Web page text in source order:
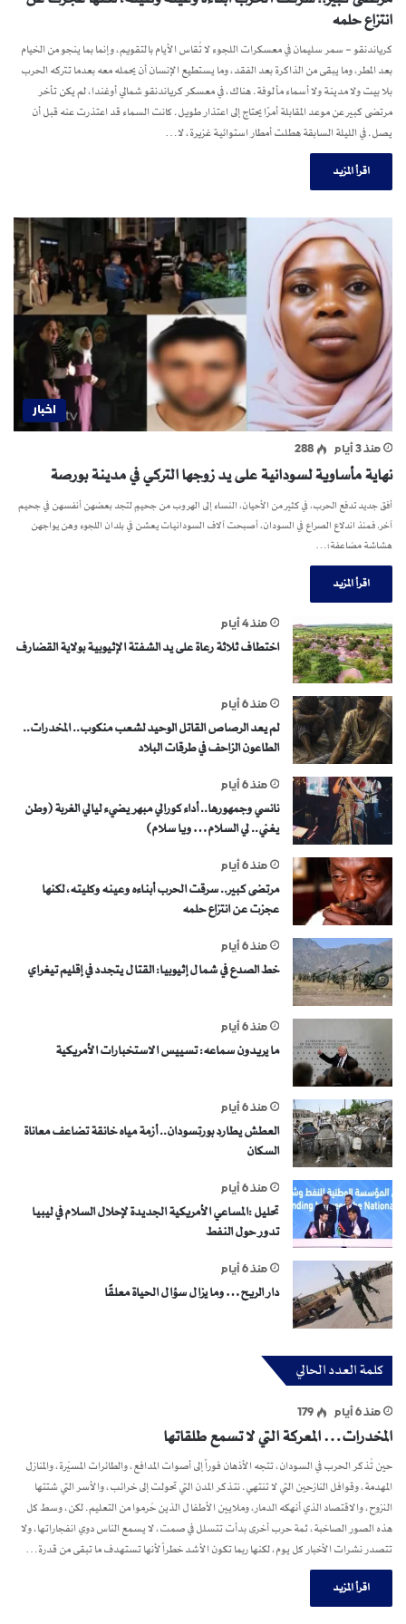
انتزاع حلمه
كرياندنقو – سمر سليمان في معسكرات اللجوء لا تُقاس الأيام بالتقويم، وإنما بما ينجو من الخيام
بعد المطر، وما يبقى من الذاكرة بعد الفقد، وما يستطيع الإنسان أن يحمله معه بعدما تتركه الحرب
بلا بيت ولا مدينة ولا أسماء مألوفة. هناك، في معسكر كرياندنقو شمالي أوغندا، لم يكن تأخر
مرتضى كبير عن موعد المقابلة أمرًا يحتاج إلى اعتذار طويل. كانت السماء قد اعتذرت عنه قبل أن
يصل. في الليلة السابقة هطلت أمطار استوائية غزيرة، لا…
اقرأ المزيد
اخبار
منذ 3 أيام 288
نهاية مأساوية لسودانية على يد زوجها التركي في مدينة بورصة
أفق جديد تدفع الحرب، في كثير من الأحيان، النساء إلى الهروب من جحيمٍ لتجد بعضهن أنفسهن في جحيم
آخر. فمنذ اندلاع الصراع في السودان، أصبحت آلاف السودانيات يعشن في بلدان اللجوء وهن يواجهن
هشاشة مضاعفة؛…
اقرأ المزيد
منذ 4 أيام
اختطاف ثلاثة رعاة على يد الشفتة الإثيوبية بولاية القضارف
منذ 6 أيام
لم يعد الرصاص القاتل الوحيد لشعب منكوب.. المخدرات..
الطاعون الزاحف في طرقات البلاد
منذ 6 أيام
نانسي وجمهورها.. أداء كورالي مبهر يضيء ليالي الغربة (وطن
يغني.. لي السلام… ويا سلام)
منذ 6 أيام
مرتضى كبير.. سرقت الحرب أبناءه وعينه وكليته، لكنها
عجزت عن انتزاع حلمه
منذ 6 أيام
خط الصدع في شمال إثيوبيا: القتال يتجدد في إقليم تيغراي
منذ 6 أيام
ما يريدون سماعه: تسييس الاستخبارات الأمريكية
منذ 6 أيام
العطش يطارد بورتسودان.. أزمة مياه خانقة تضاعف معاناة
السكان
منذ 6 أيام
تحليل :المساعي الأمريكية الجديدة لإحلال السلام في ليبيا
تدور حول النفط
منذ 6 أيام
دار الريح… وما يزال سؤال الحياة معلقًا
كلمة العدد الحالي
منذ 6 أيام 179
المخدرات… المعركة التي لا تسمع طلقاتها
حين تُذكر الحرب في السودان، تتجه الأذهان فوراً إلى أصوات المدافع، والطائرات المسيّرة، والمنازل
المهدمة، وقوافل النازحين التي لا تنتهي. نتذكر المدن التي تحولت إلى خرائب، والأسر التي شتتها
النزوح، والاقتصاد الذي أنهكه الدمار، وملايين الأطفال الذين حُرموا من التعليم. لكن، وسط كل
هذه الصور الصاخبة، ثمة حرب أخرى بدأت تتسلل في صمت، لا يسمع الناس دوي انفجاراتها، ولا
تتصدر نشرات الأخبار كل يوم، لكنها ربما تكون الأشد خطراً لأنها تستهدف ما تبقى من قدرة…
اقرأ المزيد